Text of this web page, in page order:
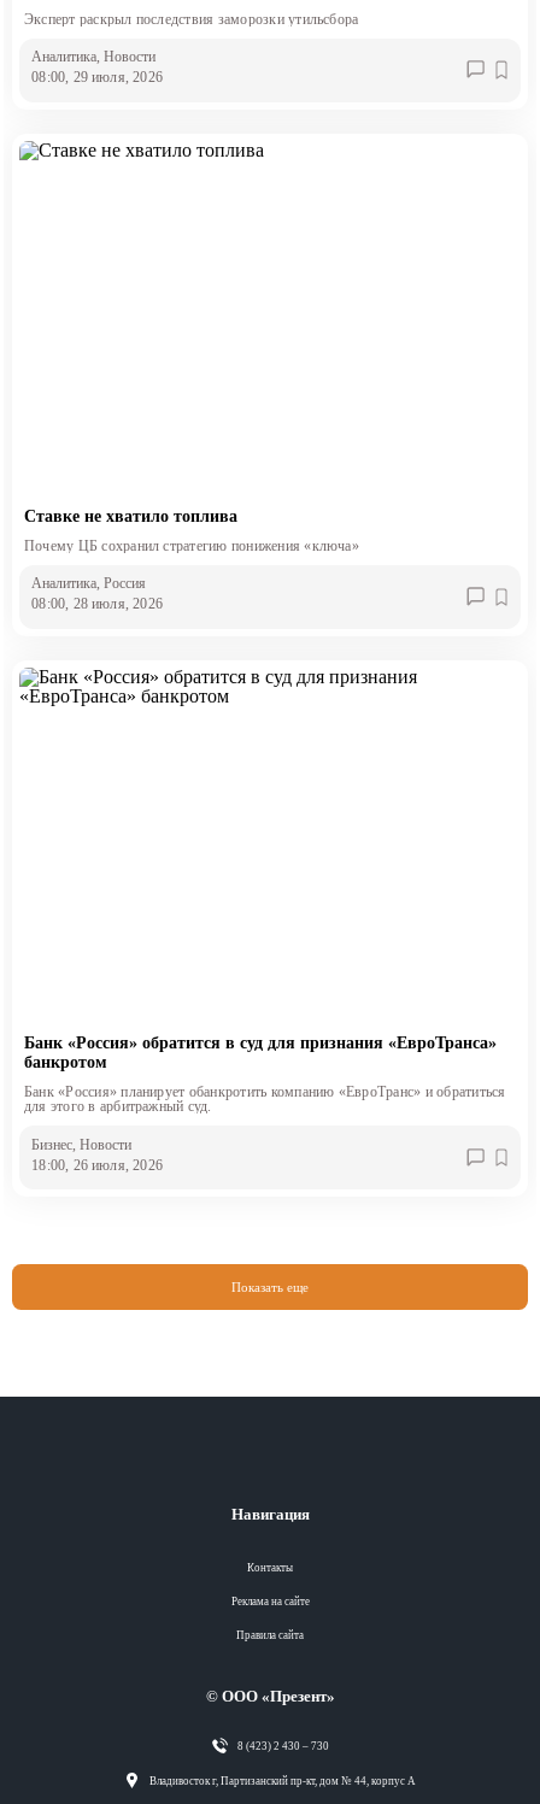
Эксперт раскрыл последствия заморозки утильсбора
Аналитика, Новости
08:00, 29 июля, 2026
Ставке не хватило топлива
Почему ЦБ сохранил стратегию понижения «ключа»
Аналитика, Россия
08:00, 28 июля, 2026
Банк «Россия» обратится в суд для признания «ЕвроТранса»
банкротом
Банк «Россия» планирует обанкротить компанию «ЕвроТранс» и обратиться
для этого в арбитражный суд.
Бизнес , Новости
18:00, 26 июля, 2026
Показать еще
Навигация
Контакты
Реклама на сайте
Правила сайта
© ООО «Презент»
8 (423) 2 430 – 730
Владивосток г, Партизанский пр-кт, дом № 44, корпус А